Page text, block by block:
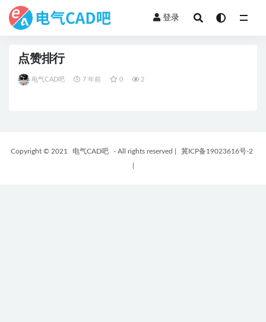
登录
点赞排行
电气CAD吧 7 年前 0 2
Copyright © 2021 电气CAD吧 - All rights reserved
冀ICP备19023616号-2